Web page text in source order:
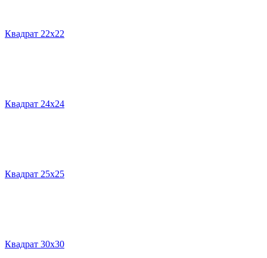
Квадрат 22х22
Квадрат 24х24
Квадрат 25х25
Квадрат 30х30